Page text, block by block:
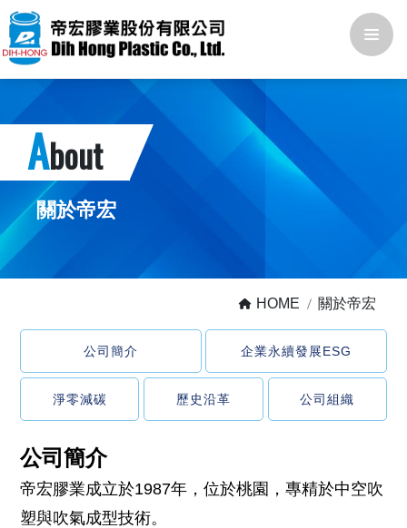
About
關於帝宏
HOME 關於帝宏
公司簡介 企業永續發展ESG
淨零減碳 歷史沿革 公司組織
公司簡介
帝宏膠業成立於1987年，位於桃園，專精於中空吹
塑與吹氣成型技術。